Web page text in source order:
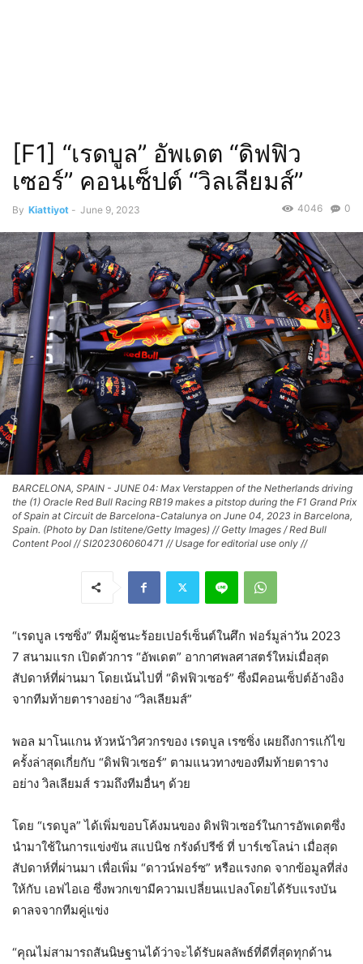
[F1] “เรดบูล” อัพเดต “ดิฟฟิว
เซอร์” คอนเซ็ปต์ “วิลเลียมส์”
By Kiattiyot - June 9, 2023 0
4046
BARCELONA, SPAIN - JUNE 04: Max Verstappen of the Netherlands driving
the (1) Oracle Red Bull Racing RB19 makes a pitstop during the F1 Grand Prix
of Spain at Circuit de Barcelona-Catalunya on June 04, 2023 in Barcelona,
Spain. (Photo by Dan Istitene/Getty Images) // Getty Images / Red Bull
Content Pool // SI202306060471 // Usage for editorial use only //
“เรดบูล เรซซิ่ง” ทีมผู้ชนะร้อยเปอร์เซ็นต์ในศึก ฟอร์มูล่าวัน 2023
7 สนามแรก เปิดตัวการ “อัพเดต” อากาศพลศาสตร์ใหม่เมื่อสุด
สัปดาห์ที่ผ่านมา โดยเน้นไปที่ “ดิฟฟิวเซอร์” ซึ่งมีคอนเซ็ปต์อ้างอิง
จากทีมท้ายตารางอย่าง “วิลเลียมส์”
พอล มาโนแกน หัวหน้าวิศวกรของ เรดบูล เรซซิ่ง เผยถึงการแก้ไข
ครั้งล่าสุดเกี่ยกับ “ดิฟฟิวเซอร์” ตามแนวทางของทีมท้ายตาราง
อย่าง วิลเลียมส์ รวมถึงทีมอื่นๆ ด้วย
โดย “เรดบูล” ได้เพิ่มขอบโค้งมนของ ดิฟฟิวเซอร์ในการอัพเดตซึ่ง
นำมาใช้ในการแข่งขัน สแปนิช กรังด์ปรีซ์ ที่ บาร์เซโลน่า เมื่อสุด
สัปดาห์ที่ผ่านมา เพื่อเพิ่ม “ดาวน์ฟอร์ซ” หรือแรงกด จากข้อมูลที่ส่ง
ให้กับ เอฟไอเอ ซึ่งพวกเขามีความเปลี่ยนแปลงโดยได้รับแรงบัน
ดาลจจากทีมคู่แข่ง
“คุณไม่สามารถสันนิษฐานได้ว่าจะได้รับผลลัพธ์ที่ดีที่สุดทุกด้าน